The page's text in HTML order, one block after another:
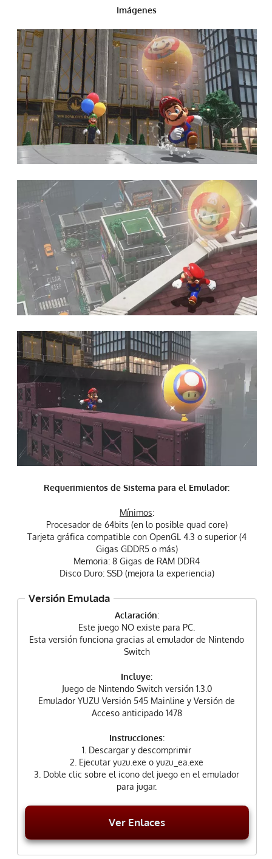
Imágenes
Requerimientos de Sistema para el Emulador:
Mínimos:
Procesador de 64bits (en lo posible quad core)
Tarjeta gráfica compatible con OpenGL 4.3 o superior (4
Gigas GDDR5 o más)
Memoria: 8 Gigas de RAM DDR4
Disco Duro: SSD (mejora la experiencia)
Versión Emulada
Aclaración:
Este juego NO existe para PC.
Esta versión funciona gracias al emulador de Nintendo
Switch
Incluye:
Juego de Nintendo Switch versión 1.3.0
Emulador YUZU Versión 545 Mainline y Versión de
Acceso anticipado 1478
Instrucciones:
1. Descargar y descomprimir
2. Ejecutar yuzu.exe o yuzu_ea.exe
3. Doble clic sobre el icono del juego en el emulador
para jugar.
Ver Enlaces